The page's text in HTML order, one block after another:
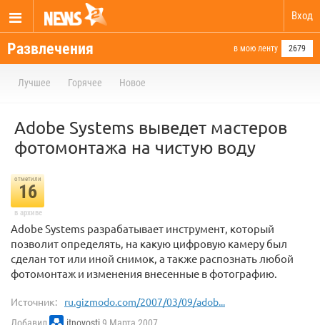
Вход
Развлечения в мою ленту 2679
Лучшее Горячее Новое
Adobe Systems выведет мастеров
фотомонтажа на чистую воду
отметили
16
в архиве
Adobe Systems разрабатывает инструмент, который
позволит определять, на какую цифровую камеру был
сделан тот или иной снимок, а также распознать любой
фотомонтаж и изменения внесенные в фотографию.
Источник: ru.gizmodo.com/2007/03/09/adob...